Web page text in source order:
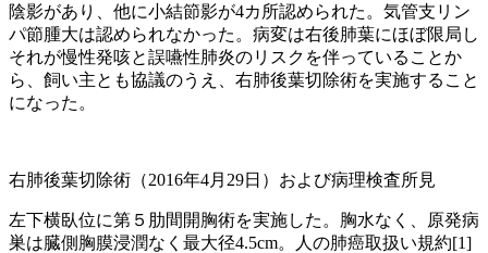
陰影があり、他に小結節影が4カ所認められた。気管支リン
パ節腫大は認められなかった。病変は右後肺葉にほぼ限局し
それが慢性発咳と誤嚥性肺炎のリスクを伴っていることか
ら、飼い主とも協議のうえ、右肺後葉切除術を実施すること
になった。
右肺後葉切除術（2016年4月29日）および病理検査所見
左下横臥位に第５肋間開胸術を実施した。胸水なく、原発病
巣は臓側胸膜浸潤なく最大径4.5cm。人の肺癌取扱い規約[1]